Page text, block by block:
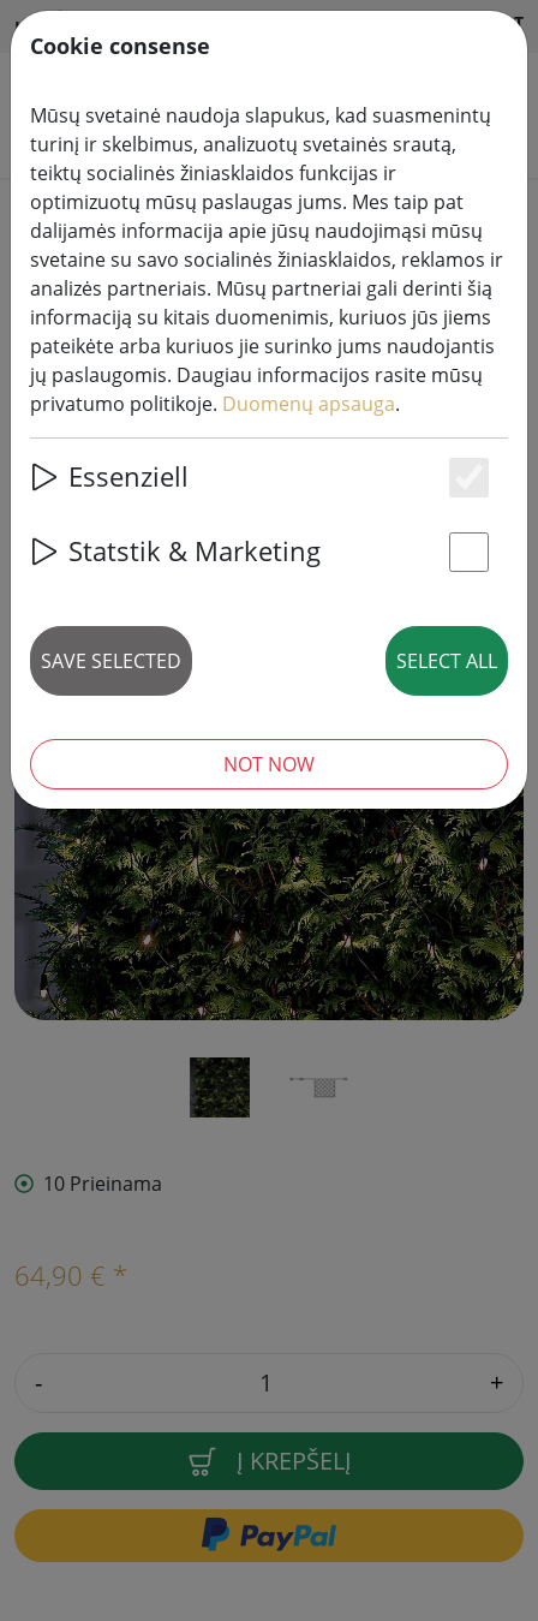
LT HILFE & SUPPORT
Ieškoti produktų
Home
Pasakų šviesos sistemos
230V LED "Tech-Line" sistemos šviesos grandinės
"Sirius Tech-Line" šviesos tinklo
pradinis rinkinys 90 LED šilta balta
lauko 1,2 x 1,2 m 230V juoda
10 Prieinama
64,90 € *
- +
Į KREPŠELĮ
Cookie consense
Mūsų svetainė naudoja slapukus, kad suasmenintų
turinį ir skelbimus, analizuotų svetainės srautą,
teiktų socialinės žiniasklaidos funkcijas ir
optimizuotų mūsų paslaugas jums. Mes taip pat
dalijamės informacija apie jūsų naudojimąsi mūsų
svetaine su savo socialinės žiniasklaidos, reklamos ir
analizės partneriais. Mūsų partneriai gali derinti šią
informaciją su kitais duomenimis, kuriuos jūs jiems
pateikėte arba kuriuos jie surinko jums naudojantis
jų paslaugomis. Daugiau informacijos rasite mūsų
privatumo politikoje. Duomenų apsauga.
Essenziell
Statstik & Marketing
SAVE SELECTED SELECT ALL
NOT NOW